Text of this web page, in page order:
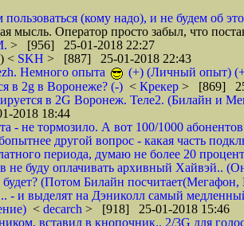
пользоваться (кому надо), и не будем об
мысль. Оператор просто забыл, что
> [956] 25-01-2018 22:27
) < SKH > [887] 25-01-2018 22:43
Немного опыта
(+) (Личный опыт)
в 2g в Воронеже? (-) < Крекер > [869]
в 2G Воронеж. Теле2. (Билайн и
2018 18:44
- не тормозило. А вот 100/1000
другой вопрос - какая часть
периода, думаю не более 20
не буду оплачивать архивный Хайвэй..
будет? (Потом Билайн
- и выделят на Дэниколл самый
< decarch > [918] 25-01-2018 15:46
вставил в кнопочник.. 2/3G для